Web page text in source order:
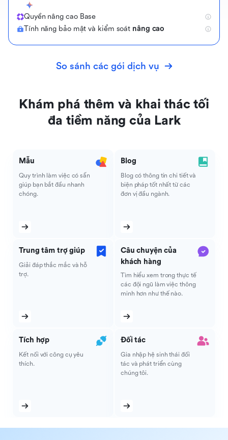
Quyền nâng cao Base
Tính năng bảo mật và kiểm soát nâng cao
So sánh các gói dịch vụ
Khám phá thêm và khai thác tối
đa tiềm năng của Lark
Mẫu
Quy trình làm việc có sẵn
giúp bạn bắt đầu nhanh
chóng.
Blog
Blog có thông tin chi tiết và
biện pháp tốt nhất từ các
đơn vị đầu ngành.
Trung tâm trợ giúp
Giải đáp thắc mắc và hỗ
trợ.
Câu chuyện của
khách hàng
Tìm hiểu xem trong thực tế
các đội ngũ làm việc thông
minh hơn như thế nào.
Tích hợp
Kết nối với công cụ yêu
thích.
Đối tác
Gia nhập hệ sinh thái đối
tác và phát triển cùng
chúng tôi.